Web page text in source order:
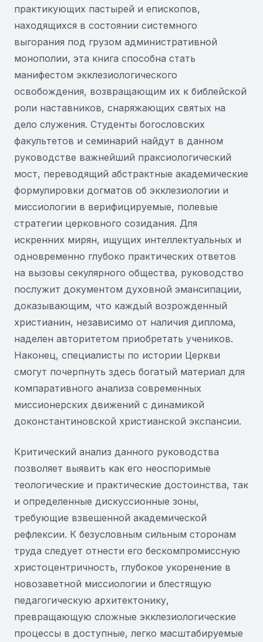
практикующих пастырей и епископов,
находящихся в состоянии системного
выгорания под грузом административной
монополии, эта книга способна стать
манифестом экклезиологического
освобождения, возвращающим их к библейской
роли наставников, снаряжающих святых на
дело служения. Студенты богословских
факультетов и семинарий найдут в данном
руководстве важнейший праксиологический
мост, переводящий абстрактные академические
формулировки догматов об экклезиологии и
миссиологии в верифицируемые, полевые
стратегии церковного созидания. Для
искренних мирян, ищущих интеллектуальных и
одновременно глубоко практических ответов
на вызовы секулярного общества, руководство
послужит документом духовной эмансипации,
доказывающим, что каждый возрожденный
христианин, независимо от наличия диплома,
наделен авторитетом приобретать учеников.
Наконец, специалисты по истории Церкви
смогут почерпнуть здесь богатый материал для
компаративного анализа современных
миссионерских движений с динамикой
доконстантиновской христианской экспансии.
Критический анализ данного руководства
позволяет выявить как его неоспоримые
теологические и практические достоинства, так
и определенные дискуссионные зоны,
требующие взвешенной академической
рефлексии. К безусловным сильным сторонам
труда следует отнести его бескомпромиссную
христоцентричность, глубокое укоренение в
новозаветной миссиологии и блестящую
педагогическую архитектонику,
превращающую сложные экклезиологические
процессы в доступные, легко масштабируемые